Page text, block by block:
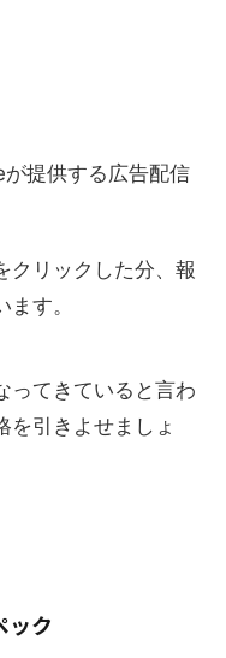
提供する広告配信
クリックした分、報
す。
ってきていると言わ
を引きよせましょ
ック